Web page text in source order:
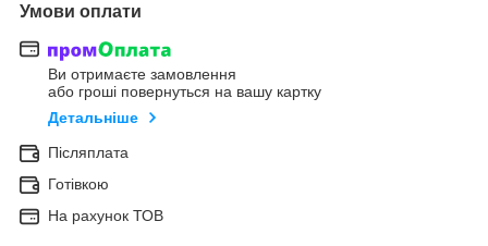
Умови оплати
Ви отримаєте замовлення
або гроші повернуться на вашу картку
Детальніше
Післяплата
Готівкою
На рахунок ТОВ